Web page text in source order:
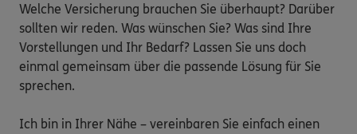
Welche Versicherung brauchen Sie überhaupt? Darüber
sollten wir reden. Was wünschen Sie? Was sind Ihre
Vorstellungen und Ihr Bedarf? Lassen Sie uns doch
einmal gemeinsam über die passende Lösung für Sie
sprechen.
Ich bin in Ihrer Nähe – vereinbaren Sie einfach einen